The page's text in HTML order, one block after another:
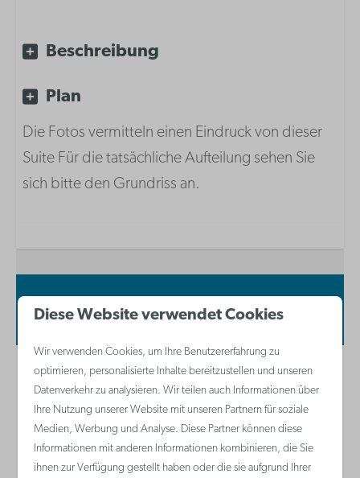
Schlafsofa im Wohnzimmer
Filterkaffeemaschine
Kombi-Mikrowelle
Föhn
Beschreibung
Plan
Die Fotos vermitteln einen Eindruck von dieser
Suite Für die tatsächliche Aufteilung sehen Sie
sich bitte den Grundriss an.
Verfügbarkeit und Preis
2 Gäste
So 09-08-2026 Mo 10-08-2026
Diese Website verwendet Cookies
Wir verwenden Cookies, um Ihre Benutzererfahrung zu
optimieren, personalisierte Inhalte bereitzustellen und unseren
Datenverkehr zu analysieren. Wir teilen auch Informationen über
Ihre Nutzung unserer Website mit unseren Partnern für soziale
Medien, Werbung und Analyse. Diese Partner können diese
Informationen mit anderen Informationen kombinieren, die Sie
ihnen zur Verfügung gestellt haben oder die sie aufgrund Ihrer